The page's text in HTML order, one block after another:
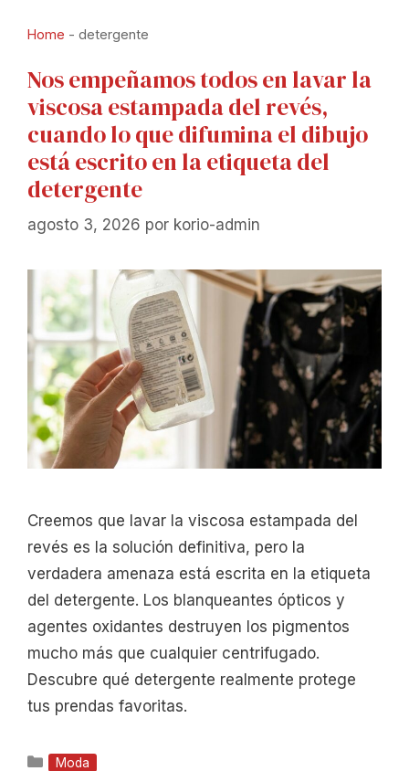
Home - detergente
Nos empeñamos todos en lavar la
viscosa estampada del revés,
cuando lo que difumina el dibujo
está escrito en la etiqueta del
detergente
agosto 3, 2026 por korio-admin
Creemos que lavar la viscosa estampada del
revés es la solución definitiva, pero la
verdadera amenaza está escrita en la etiqueta
del detergente. Los blanqueantes ópticos y
agentes oxidantes destruyen los pigmentos
mucho más que cualquier centrifugado.
Descubre qué detergente realmente protege
tus prendas favoritas.
Categorías
Moda